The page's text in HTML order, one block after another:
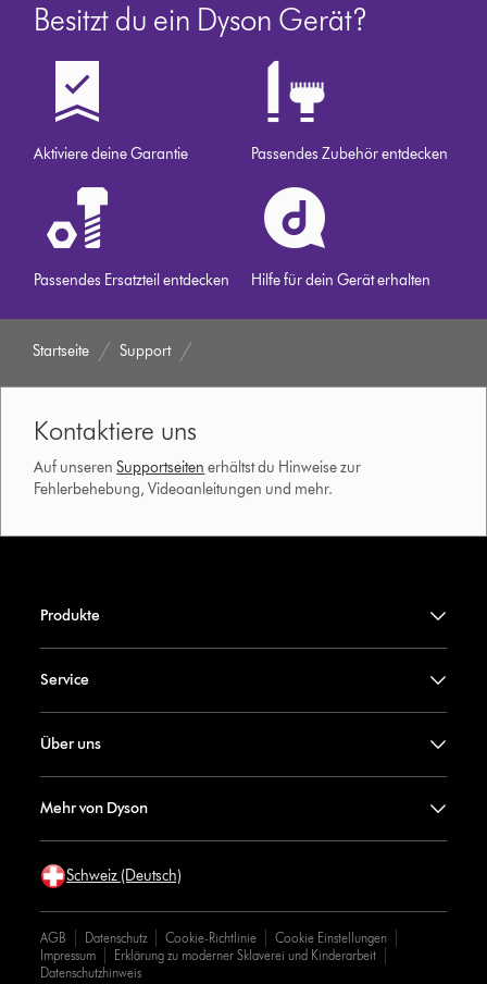
Besitzt du ein Dyson Gerät?
Aktiviere deine Garantie Passendes Zubehör entdecken
Passendes Ersatzteil entdecken Hilfe für dein Gerät erhalten
Startseite Support
Kontaktiere uns
Auf unserenSupportseiten erhältst du Hinweise zur
Fehlerbehebung, Videoanleitungen und mehr.
Produkte
Service
Über uns
Mehr von Dyson
Schweiz (Deutsch)
AGB Datenschutz Cookie-Richtlinie
Cookie Einstellungen
Impressum
Erklärung zu moderner Sklaverei und Kinderarbeit
Datenschutzhinweis